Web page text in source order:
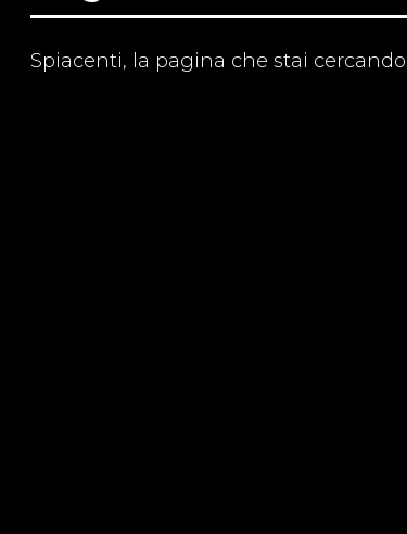
Spiacenti, la pagina che stai